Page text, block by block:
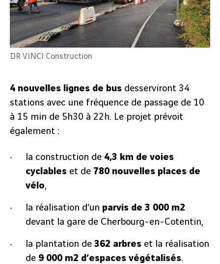
DR VINCI Construction
4 nouvelles lignes de bus desserviront 34
stations avec une fréquence de passage de 10
à 15 min de 5h30 à 22h. Le projet prévoit
également :
la construction de 4,3 km de voies
cyclables et de 780 nouvelles places de
vélo,
la réalisation d’un parvis de 3 000 m2
devant la gare de Cherbourg-en-Cotentin,
la plantation de 362 arbres et la réalisation
de 9 000 m2 d’espaces végétalisés.